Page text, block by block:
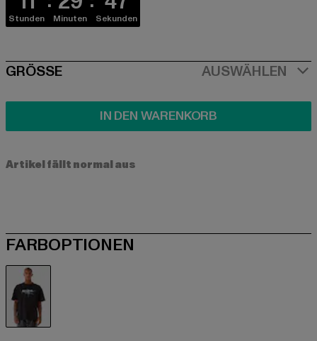
Stunden Minuten Sekunden
SIZE
GRÖSSE AUSWÄHLEN
IN DEN WARENKORB
Artikel fällt normal aus
FARBOPTIONEN